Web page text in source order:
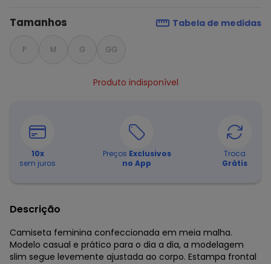
Tamanhos Tabela de medidas
P M G GG
Produto indisponível
10x
sem juros
Preços Exclusivos
no App
Troca
Grátis
Descrição
Camiseta feminina confeccionada em meia malha.
Modelo casual e prático para o dia a dia, a modelagem
slim segue levemente ajustada ao corpo. Estampa frontal